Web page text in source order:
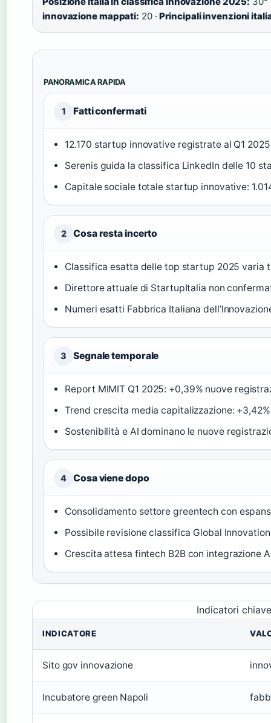
innovazione mappati: 20 ·Principali invenzioni
PANORAMICA RAPIDA
1 Fatti confermati
12.170 startup innovative registrate al Q1
Serenis guida la classifica LinkedIn delle 10
Capitale sociale totale startup innovative:
2 Cosa resta incerto
Classifica esatta delle top startup 2025 varia
Direttore attuale di StartupItalia non
Numeri esatti Fabbrica Italiana
3 Segnale temporale
Report MIMIT Q1 2025: +0,39% nuove
Trend crescita media capitalizzazione:
Sostenibilità e AI dominano le nuove
4 Cosa viene dopo
Consolidamento settore greentech con
Possibile revisione classifica Global
Crescita attesa fintech B2B con integrazione
Indicatori
INDICATORE
Sito gov innovazione
Incubatore green Napoli